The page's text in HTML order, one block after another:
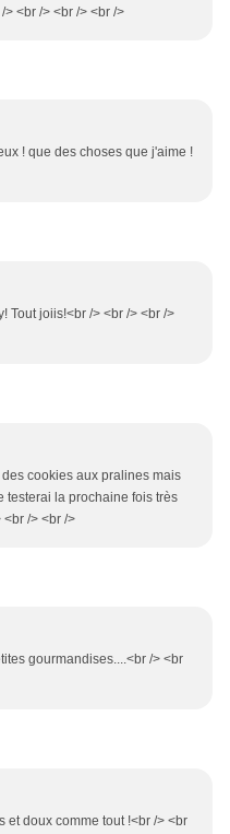
<br /> <br /> <br />
! que des choses que j'aime !
Tout joiis!<br /> <br /> <br />
cookies aux pralines mais
testerai la prochaine fois très
/> <br />
gourmandises....<br /> <br
et doux comme tout !<br /> <br